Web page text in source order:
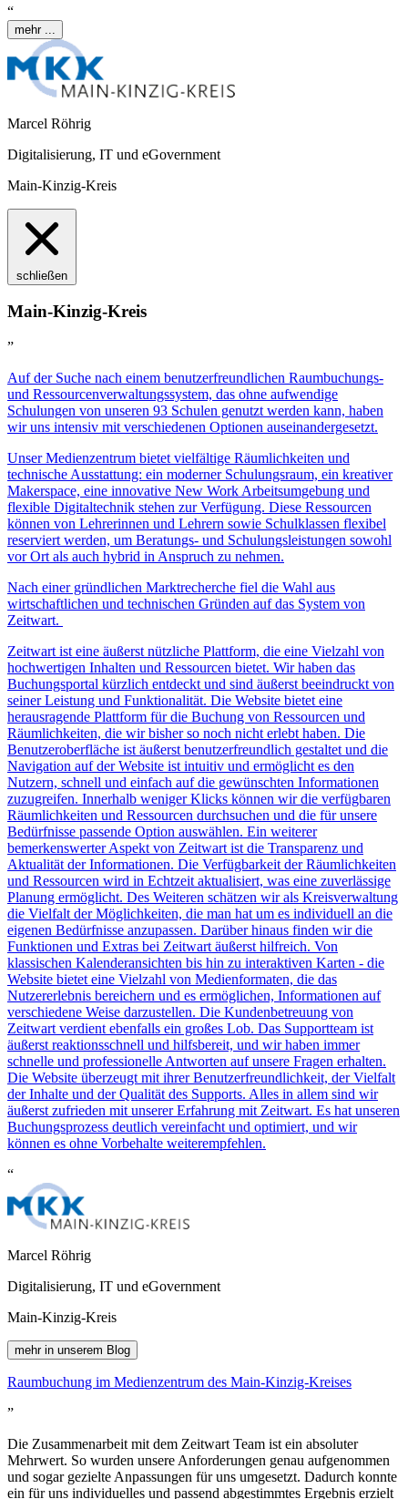
“
mehr ...
Marcel Röhrig
Digitalisierung, IT und eGovernment
Main-Kinzig-Kreis
schließen
Main-Kinzig-Kreis
”
Auf der Suche nach einem benutzerfreundlichen Raumbuchungs-
und Ressourcenverwaltungssystem, das ohne aufwendige
Schulungen von unseren 93 Schulen genutzt werden kann, haben
wir uns intensiv mit verschiedenen Optionen auseinandergesetzt.
Unser Medienzentrum bietet vielfältige Räumlichkeiten und
technische Ausstattung: ein moderner Schulungsraum, ein kreativer
Makerspace, eine innovative New Work Arbeitsumgebung und
flexible Digitaltechnik stehen zur Verfügung. Diese Ressourcen
können von Lehrerinnen und Lehrern sowie Schulklassen flexibel
reserviert werden, um Beratungs- und Schulungsleistungen sowohl
vor Ort als auch hybrid in Anspruch zu nehmen.
Nach einer gründlichen Marktrecherche fiel die Wahl aus
wirtschaftlichen und technischen Gründen auf das System von
Zeitwart.
Zeitwart ist eine äußerst nützliche Plattform, die eine Vielzahl von
hochwertigen Inhalten und Ressourcen bietet. Wir haben das
Buchungsportal kürzlich entdeckt und sind äußerst beeindruckt von
seiner Leistung und Funktionalität. Die Website bietet eine
herausragende Plattform für die Buchung von Ressourcen und
Räumlichkeiten, die wir bisher so noch nicht erlebt haben. Die
Benutzeroberfläche ist äußerst benutzerfreundlich gestaltet und die
Navigation auf der Website ist intuitiv und ermöglicht es den
Nutzern, schnell und einfach auf die gewünschten Informationen
zuzugreifen. Innerhalb weniger Klicks können wir die verfügbaren
Räumlichkeiten und Ressourcen durchsuchen und die für unsere
Bedürfnisse passende Option auswählen. Ein weiterer
bemerkenswerter Aspekt von Zeitwart ist die Transparenz und
Aktualität der Informationen. Die Verfügbarkeit der Räumlichkeiten
und Ressourcen wird in Echtzeit aktualisiert, was eine zuverlässige
Planung ermöglicht. Des Weiteren schätzen wir als Kreisverwaltung
die Vielfalt der Möglichkeiten, die man hat um es individuell an die
eigenen Bedürfnisse anzupassen. Darüber hinaus finden wir die
Funktionen und Extras bei Zeitwart äußerst hilfreich. Von
klassischen Kalenderansichten bis hin zu interaktiven Karten - die
Website bietet eine Vielzahl von Medienformaten, die das
Nutzererlebnis bereichern und es ermöglichen, Informationen auf
verschiedene Weise darzustellen. Die Kundenbetreuung von
Zeitwart verdient ebenfalls ein großes Lob. Das Supportteam ist
äußerst reaktionsschnell und hilfsbereit, und wir haben immer
schnelle und professionelle Antworten auf unsere Fragen erhalten.
Die Website überzeugt mit ihrer Benutzerfreundlichkeit, der Vielfalt
der Inhalte und der Qualität des Supports. Alles in allem sind wir
äußerst zufrieden mit unserer Erfahrung mit Zeitwart. Es hat unseren
Buchungsprozess deutlich vereinfacht und optimiert, und wir
können es ohne Vorbehalte weiterempfehlen.
“
Marcel Röhrig
Digitalisierung, IT und eGovernment
Main-Kinzig-Kreis
mehr in unserem Blog
Raumbuchung im Medienzentrum des Main-Kinzig-Kreises
”
Die Zusammenarbeit mit dem Zeitwart Team ist ein absoluter
Mehrwert. So wurden unsere Anforderungen genau aufgenommen
und sogar gezielte Anpassungen für uns umgesetzt. Dadurch konnte
ein für uns individuelles und passend abgestimmtes Ergebnis erzielt